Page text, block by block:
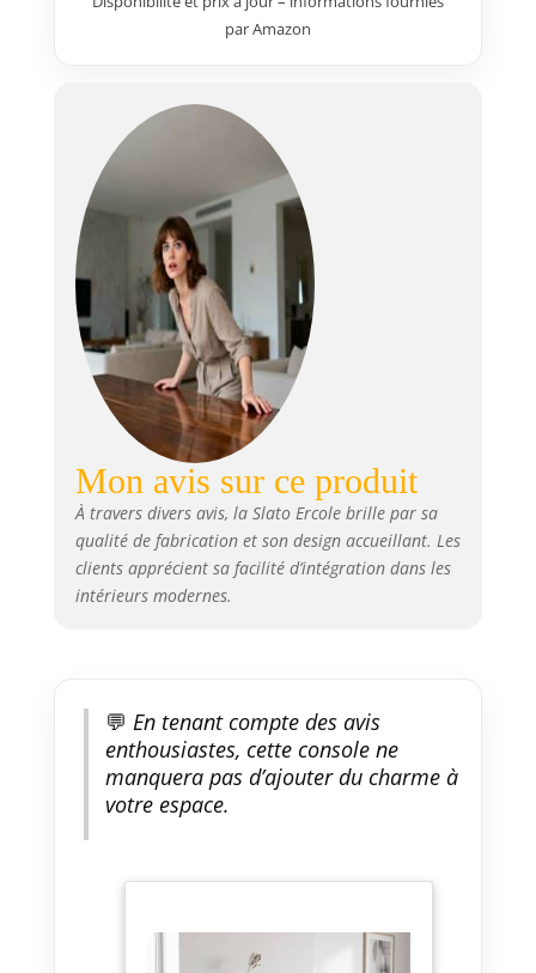
par Amazon
Mon avis sur ce produit
À travers divers avis, la Slato Ercole brille par sa
qualité de fabrication et son design accueillant. Les
clients apprécient sa facilité d’intégration dans les
intérieurs modernes.
💬 En tenant compte des avis
enthousiastes, cette console ne
manquera pas d’ajouter du charme à
votre espace.